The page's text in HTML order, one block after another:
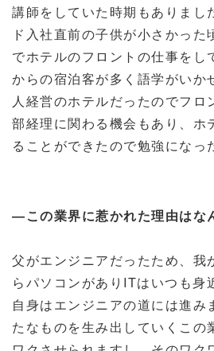
講師をしていた時期もありまし
ド入社直前の子供が小さかった
でホテルのフロントの仕事をし
からの宿泊客が多く語学がいか
人経営のホテルだったのでフロ
部経理に関わる機会もあり、ホ
ることができたので勉強になっ
―この業界に惹かれた理由はな
父がエンジニアだったため、我
らパソコンがあり ITはいつも身
自身はエンジニアの道には進み
たなものを生み出していくこの